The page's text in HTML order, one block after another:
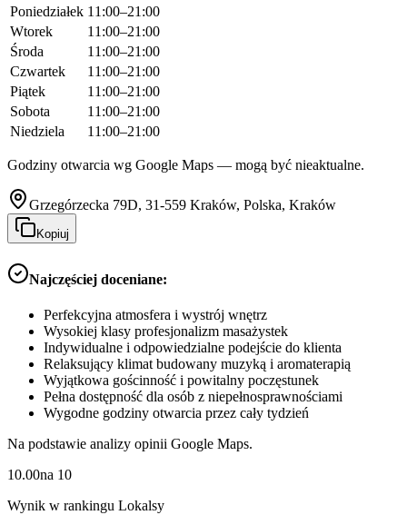
Poniedziałek 11:00–21:00
Wtorek
11:00–21:00
Środa
11:00–21:00
Czwartek
11:00–21:00
Piątek
11:00–21:00
Sobota
11:00–21:00
Niedziela
11:00–21:00
Godziny otwarcia wg Google Maps — mogą być nieaktualne.
Grzegórzecka 79D, 31-559 Kraków, Polska, Kraków
Kopiuj
Najczęściej doceniane:
Perfekcyjna atmosfera i wystrój wnętrz
Wysokiej klasy profesjonalizm masażystek
Indywidualne i odpowiedzialne podejście do klienta
Relaksujący klimat budowany muzyką i aromaterapią
Wyjątkowa gościnność i powitalny poczęstunek
Pełna dostępność dla osób z niepełnosprawnościami
Wygodne godziny otwarcia przez cały tydzień
Na podstawie analizy opinii Google Maps.
10.00na 10
Wynik w rankingu Lokalsy